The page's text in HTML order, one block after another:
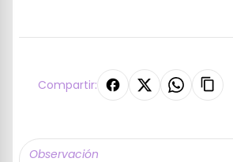
Compartir: